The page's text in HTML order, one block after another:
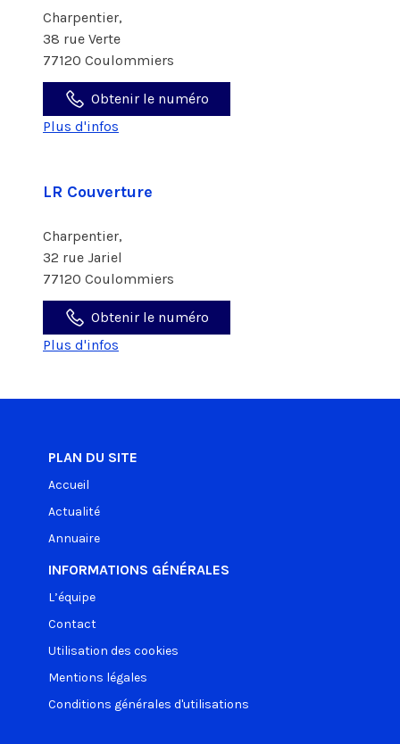
Charpentier,
38 rue Verte
77120 Coulommiers
Obtenir le numéro
Plus d'infos
LR Couverture
Charpentier,
32 rue Jariel
77120 Coulommiers
Obtenir le numéro
Plus d'infos
PLAN DU SITE
Accueil
Actualité
Annuaire
INFORMATIONS GÉNÉRALES
L’équipe
Contact
Utilisation des cookies
Mentions légales
Conditions générales d'utilisations